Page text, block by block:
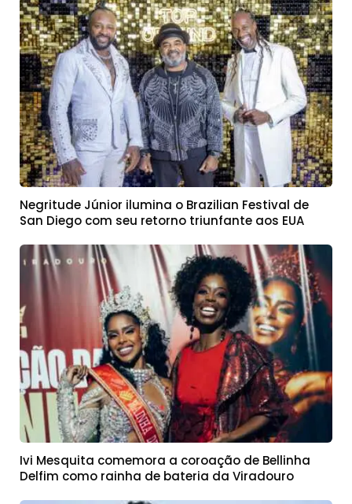
Negritude Júnior ilumina o Brazilian Festival de
San Diego com seu retorno triunfante aos EUA
Ivi Mesquita comemora a coroação de Bellinha
Delfim como rainha de bateria da Viradouro